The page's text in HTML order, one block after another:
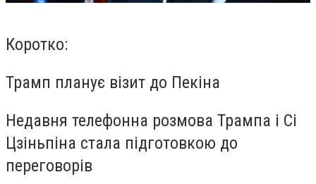
Коротко:
Трамп планує візит до Пекіна
Недавня телефонна розмова Трампа і Сі
Цзіньпіна стала підготовкою до
переговорів